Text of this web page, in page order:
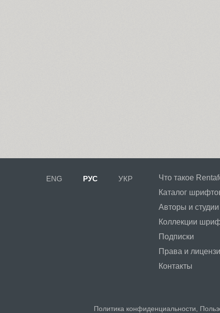
ENG РУС УКР
Что такое
Каталог
Авторы и студии
Коллекции
Подписки
Права и
Контакты
Политика конфиденциальности